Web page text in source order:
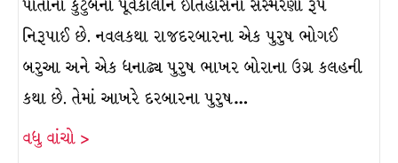
પોતાના કુટુંબના પૂર્વકાલીન ઇતિહાસનાં સંસ્મરણો રૂપે
નિરૂપાઈ છે. નવલકથા રાજદરબારના એક પુરુષ ભોગઈ
બરુઆ અને એક ધનાઢ્ય પુરુષ ભાખર બોરાના ઉગ્ર કલહની
કથા છે. તેમાં આખરે દરબારના પુરુષ…
વધુ વાંચો >